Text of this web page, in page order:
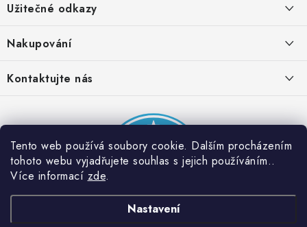
Tento web používá soubory cookie. Dalším procházením
tohoto webu vyjadřujete souhlas s jejich používáním..
Více informací zde.
Nastavení
p
a
Užitečné odkazy
Obchodní podmínky
Provizní systém
Partner stránek: Super plecháček
Nakupování
Časté otázky
Podmínky akce 2 + 1 zdarma
Kontaktujte nás